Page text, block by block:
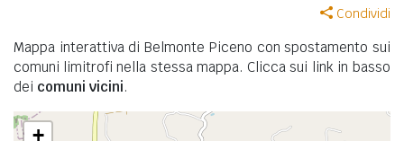
Condividi
Mappa interattiva di Belmonte Piceno con spostamento sui
comuni limitrofi nella stessa mappa. Clicca sui link in basso
dei comuni vicini.
+